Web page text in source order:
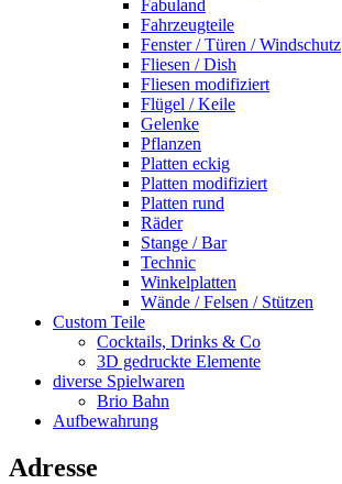
Fabuland
Fahrzeugteile
Fenster / Türen / Windschutz
Fliesen / Dish
Fliesen modifiziert
Flügel / Keile
Gelenke
Pflanzen
Platten eckig
Platten modifiziert
Platten rund
Räder
Stange / Bar
Technic
Winkelplatten
Wände / Felsen / Stützen
Custom Teile
Cocktails, Drinks & Co
3D gedruckte Elemente
diverse Spielwaren
Brio Bahn
Aufbewahrung
Adresse